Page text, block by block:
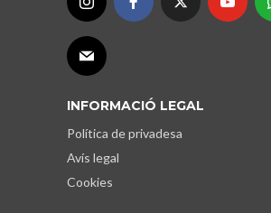
INFORMACIÓ LEGAL
Política de privadesa
Avís legal
Cookies